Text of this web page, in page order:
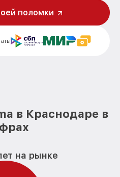
поломки
в Краснодаре в
на рынке